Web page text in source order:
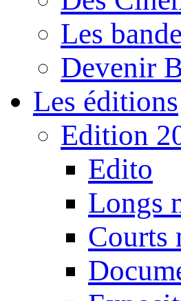
Les
Devenir
Les éditions
Edition
Edito
Longs
Courts